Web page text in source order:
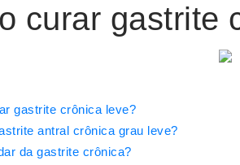
curar gastrite
gastrite crônica leve?
antral crônica grau leve?
da gastrite crônica?